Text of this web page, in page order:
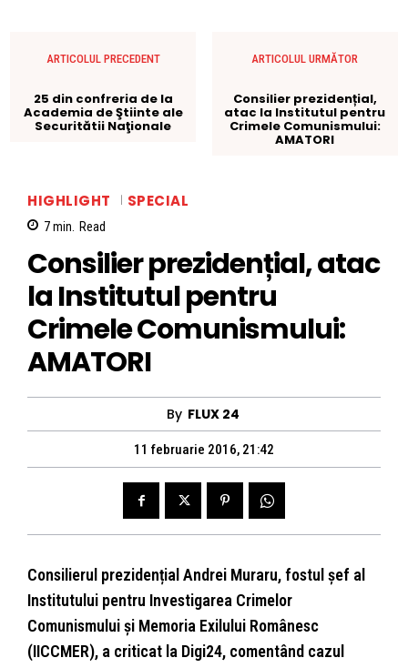
ARTICOLUL PRECEDENT
25 din confreria de la
Academia de Ştiinte ale
Securitătii Naţionale
ARTICOLUL URMĂTOR
Consilier prezidențial,
atac la Institutul pentru
Crimele Comunismului:
AMATORI